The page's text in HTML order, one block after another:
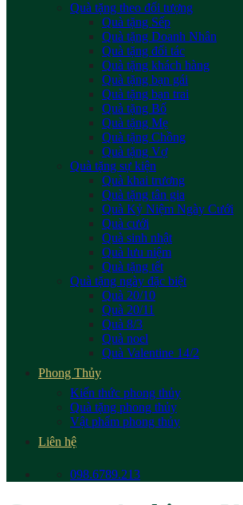
Quà tặng theo đối tượng
Quà tặng Sếp
Quà tặng Doanh Nhân
Quà tặng đối tác
Quà tặng khách hàng
Quà tặng bạn gái
Quà tặng bạn trai
Quà tặng Bố
Quà tặng Mẹ
Quà tặng Chồng
Quà tặng Vợ
Quà tặng sự kiện
Quà khai trương
Quà tặng tân gia
Quà Kỷ Niệm Ngày Cưới
Quà cưới
Quà sinh nhật
Quà lưu niệm
Quà tặng tết
Quà tặng ngày đặc biệt
Quà 20/10
Quà 20/11
Quà 8/3
Quà noel
Quà Valentine 14/2
Phong Thủy
Kiến thức phong thủy
Quà tặng phong thủy
Vật phẩm phong thủy
Liên hệ
098.6789.213